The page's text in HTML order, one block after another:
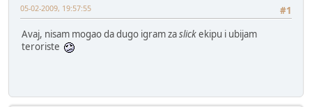
#1
05-02-2009, 19:57:55
Avaj, nisam mogao da dugo igram zaslickekipu i ubijam
teroriste